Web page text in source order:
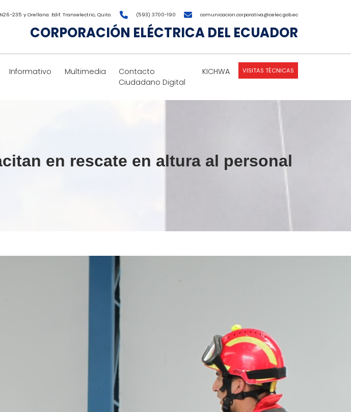
235 y Orellana. Edif. Transelectric, Quito. (593) 3700-190 comunicacion.corporativa@celec.gob.ec
CORPORACIÓN ELÉCTRICA DEL ECUADOR
Informativo Multimedia
Contacto
Ciudadano Digital
KICHWA VISITAS TÉCNICAS
en rescate en altura al personal